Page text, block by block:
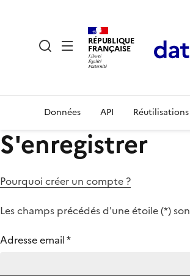
RÉPUBLIQUE
FRANÇAISE
Données API Réutilisations
S'enregistrer
Pourquoi créer un compte ?
Les champs précédés d'une étoile (*)
Adresse email*